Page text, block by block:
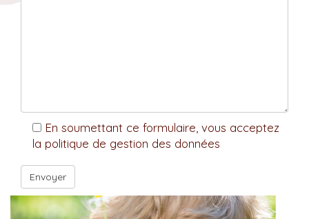
En soumettant ce formulaire, vous acceptez
la politique de gestion des données